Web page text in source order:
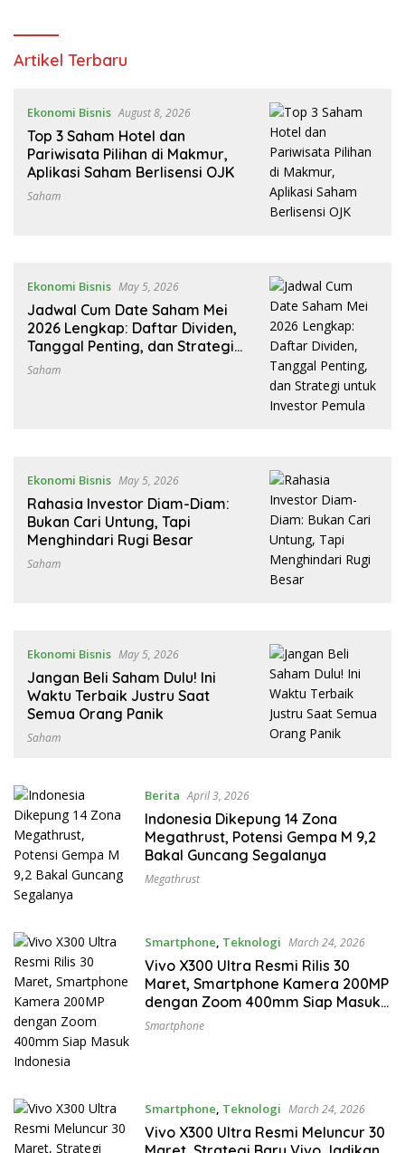
Leantoro.com
Artikel Terbaru
Ekonomi Bisnis August 8, 2026
Top 3 Saham Hotel dan
Pariwisata Pilihan di Makmur,
Aplikasi Saham Berlisensi OJK
Saham
Ekonomi Bisnis May 5, 2026
Jadwal Cum Date Saham Mei
2026 Lengkap: Daftar Dividen,
Tanggal Penting, dan Strategi
untuk Investor Pemula
Saham
Ekonomi Bisnis May 5, 2026
Rahasia Investor Diam-Diam:
Bukan Cari Untung, Tapi
Menghindari Rugi Besar
Saham
Ekonomi Bisnis May 5, 2026
Jangan Beli Saham Dulu! Ini
Waktu Terbaik Justru Saat
Semua Orang Panik
Saham
Berita April 3, 2026
Indonesia Dikepung 14 Zona
Megathrust, Potensi Gempa M 9,2
Bakal Guncang Segalanya
Megathrust
Smartphone, Teknologi March 24, 2026
Vivo X300 Ultra Resmi Rilis 30
Maret, Smartphone Kamera 200MP
dengan Zoom 400mm Siap Masuk
Indonesia
Smartphone
Smartphone, Teknologi March 24, 2026
Vivo X300 Ultra Resmi Meluncur 30